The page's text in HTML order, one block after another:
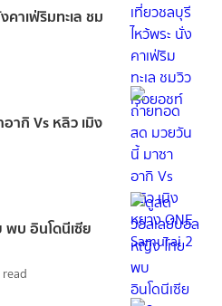
ากิ Vs หลิว เมิง
บ อินโดนีเซีย